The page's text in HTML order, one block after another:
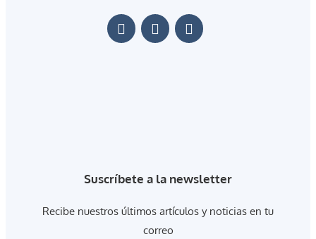
Suscríbete a la newsletter
Recibe nuestros últimos artículos y noticias en tu
correo